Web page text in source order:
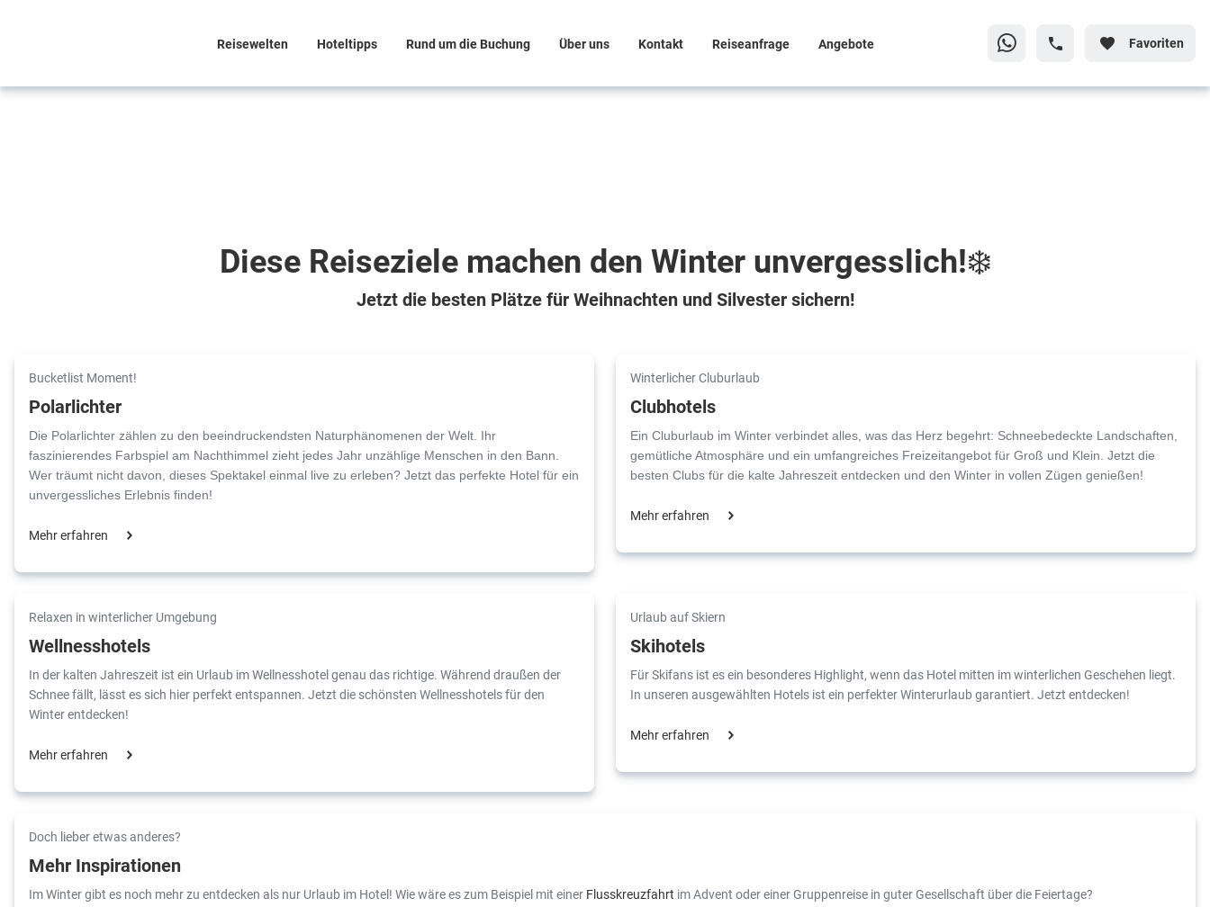
Reisewelten Hoteltipps Rund um die Buchung Über uns Kontakt Reiseanfrage Angebote Favoriten
Diese Reiseziele machen den Winter unvergesslich!❄️
Jetzt die besten Plätze für Weihnachten und Silvester sichern!
Bucketlist Moment!
Polarlichter
Die Polarlichter zählen zu den beeindruckendsten Naturphänomenen der Welt. Ihr
faszinierendes Farbspiel am Nachthimmel zieht jedes Jahr unzählige Menschen in den Bann.
Wer träumt nicht davon, dieses Spektakel einmal live zu erleben? Jetzt das perfekte Hotel für ein
unvergessliches Erlebnis finden!
Mehr erfahren
Winterlicher Cluburlaub
Clubhotels
Ein Cluburlaub im Winter verbindet alles, was das Herz begehrt: Schneebedeckte Landschaften,
gemütliche Atmosphäre und ein umfangreiches Freizeitangebot für Groß und Klein. Jetzt die
besten Clubs für die kalte Jahreszeit entdecken und den Winter in vollen Zügen genießen!
Mehr erfahren
Relaxen in winterlicher Umgebung
Wellnesshotels
In der kalten Jahreszeit ist ein Urlaub im Wellnesshotel genau das richtige. Während draußen der
Schnee fällt, lässt es sich hier perfekt entspannen. Jetzt die schönsten Wellnesshotels für den
Winter entdecken!
Mehr erfahren
Urlaub auf Skiern
Skihotels
Für Skifans ist es ein besonderes Highlight, wenn das Hotel mitten im winterlichen Geschehen liegt.
In unseren ausgewählten Hotels ist ein perfekter Winterurlaub garantiert. Jetzt entdecken!
Mehr erfahren
Doch lieber etwas anderes?
Mehr Inspirationen
Im Winter gibt es noch mehr zu entdecken als nur Urlaub im Hotel! Wie wäre es zum Beispiel mit einer Flusskreuzfahrt im Advent oder einer Gruppenreise in guter Gesellschaft über die Feiertage?